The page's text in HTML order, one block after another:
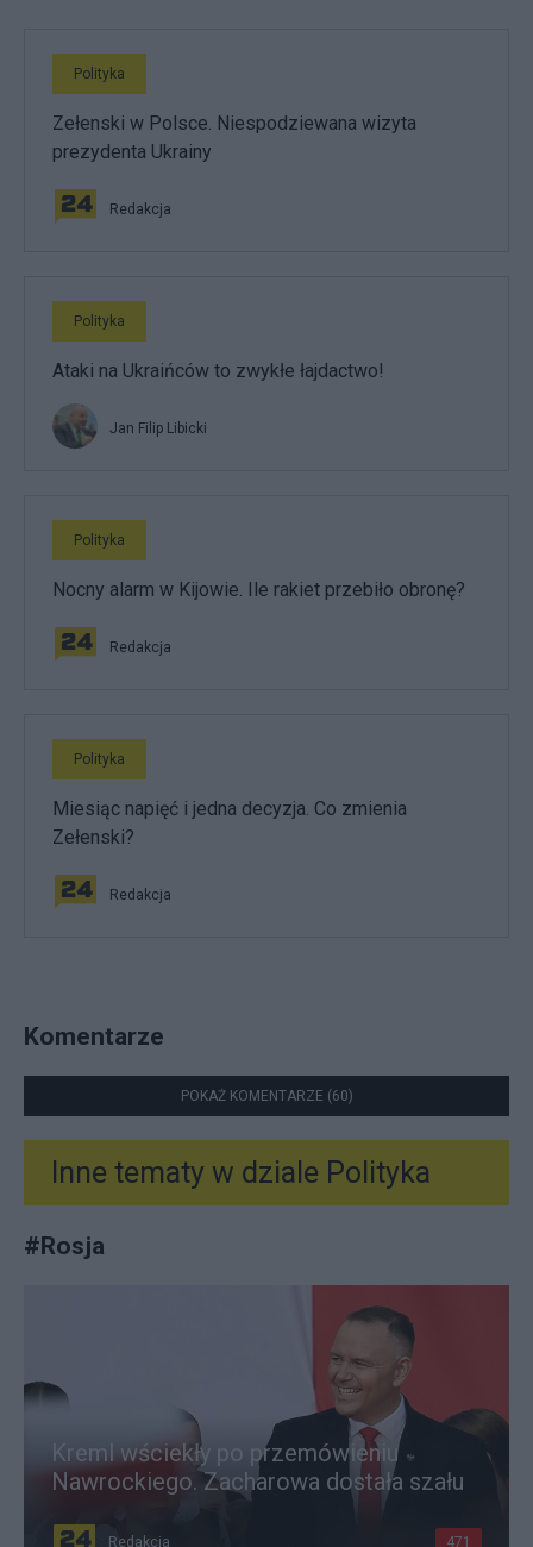
Polityka
Zełenski w Polsce. Niespodziewana wizyta
prezydenta Ukrainy
Redakcja
Polityka
Ataki na Ukraińców to zwykłe łajdactwo!
Jan Filip Libicki
Polityka
Nocny alarm w Kijowie. Ile rakiet przebiło obronę?
Redakcja
Polityka
Miesiąc napięć i jedna decyzja. Co zmienia
Zełenski?
Redakcja
Komentarze
POKAŻ KOMENTARZE (60)
Inne tematy w dziale Polityka
#Rosja
Kreml wściekły po przemówieniu
Nawrockiego. Zacharowa dostała szału
Redakcja 471